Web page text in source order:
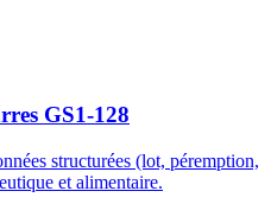
GS1-128
structurées (lot, péremption,
et alimentaire.